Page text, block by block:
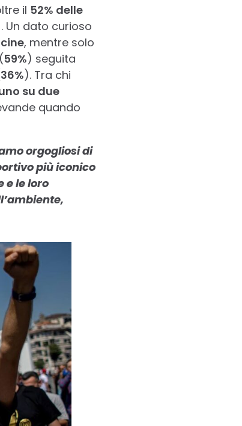
il 52% delle
Un dato curioso
, mentre solo
(59%) seguita
36%). Tra chi
su due
quando
orgogliosi di
più iconico
e le loro